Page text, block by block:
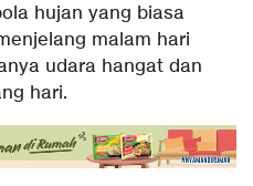
hujan yang biasa
malam hari
udara hangat dan
hari.